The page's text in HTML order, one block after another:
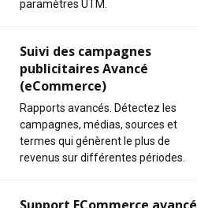
paramètres UTM.
Suivi des campagnes
publicitaires Avancé
(eCommerce)
Rapports avancés. Détectez les
campagnes, médias, sources et
termes qui génèrent le plus de
revenus sur différentes périodes.